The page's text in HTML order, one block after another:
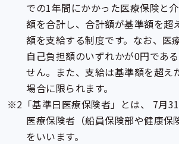
での1年間にかかった医療保険と
額を合計し、合計額が基準額を超
額を支給する制度です。なお、医
自己負担額のいずれかが0円であ
せん。また、支給は基準額を超え
場合に限られます。
「基準日医療保険者」とは、 7月
医療保険者（船員保険部や健康保
をいいます。